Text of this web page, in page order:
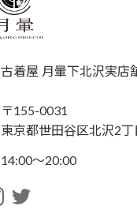
古着屋 月暈下北沢実店
〒155-0031
東京都世田谷区北沢2
14:00〜20:00